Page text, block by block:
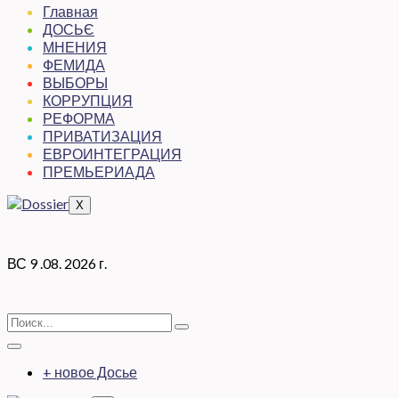
Главная
ДОСЬЄ
МНЕНИЯ
ФЕМИДА
ВЫБОРЫ
КОРРУПЦИЯ
РЕФОРМА
ПРИВАТИЗАЦИЯ
ЕВРОИНТЕГРАЦИЯ
ПРЕМЬЕРИАДА
X
ВС 9 .08. 2026 г.
+ новое Досье